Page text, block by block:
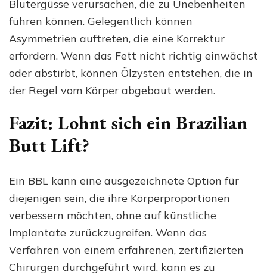
Blutergüsse verursachen, die zu Unebenheiten
führen können. Gelegentlich können
Asymmetrien auftreten, die eine Korrektur
erfordern. Wenn das Fett nicht richtig einwächst
oder abstirbt, können Ölzysten entstehen, die in
der Regel vom Körper abgebaut werden.
Fazit: Lohnt sich ein Brazilian
Butt Lift?
Ein BBL kann eine ausgezeichnete Option für
diejenigen sein, die ihre Körperproportionen
verbessern möchten, ohne auf künstliche
Implantate zurückzugreifen. Wenn das
Verfahren von einem erfahrenen, zertifizierten
Chirurgen durchgeführt wird, kann es zu